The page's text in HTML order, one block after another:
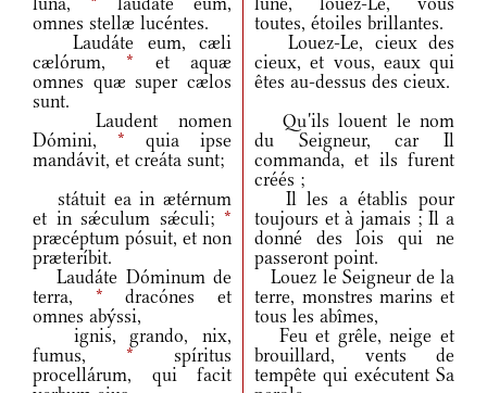
omnes stellæ lucéntes.
toutes, étoiles brillantes.
Laudáte eum, cæli
cælórum,* et aquæ
omnes quæ super cælos
sunt.
Louez-Le, cieux des
cieux, et vous, eaux qui
êtes au-dessus des cieux.
Laudent nomen
Dómini, * quia ipse
mandávit, et creáta sunt;
Qu'ils louent le nom
du Seigneur, car Il
commanda, et ils furent
créés ;
státuit ea in ætérnum
et in sǽculum sǽculi; *
præcéptum pósuit, et non
præteríbit.
Il les a établis pour
toujours et à jamais ; Il a
donné des lois qui ne
passeront point.
Laudáte Dóminum de
terra, * dracónes et
omnes abýssi,
Louez le Seigneur de la
terre, monstres marins et
tous les abîmes,
ignis, grando, nix,
fumus, * spíritus
procellárum, qui facit
Feu et grêle, neige et
brouillard, vents de
tempête qui exécutent Sa